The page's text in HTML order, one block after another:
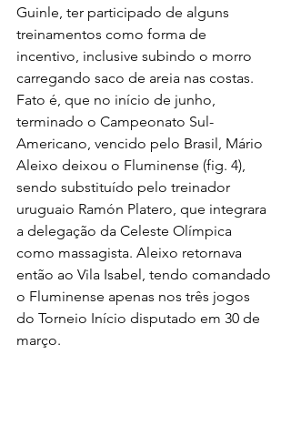
Guinle, ter participado de alguns
treinamentos como forma de
incentivo, inclusive subindo o morro
carregando saco de areia nas costas.
Fato é, que no início de junho,
terminado o Campeonato Sul-
Americano, vencido pelo Brasil, Mário
Aleixo deixou o Fluminense (fig. 4),
sendo substituído pelo treinador
uruguaio Ramón Platero, que integrara
a delegação da Celeste Olímpica
como massagista. Aleixo retornava
então ao Vila Isabel, tendo comandado
o Fluminense apenas nos três jogos
do Torneio Início disputado em 30 de
março.